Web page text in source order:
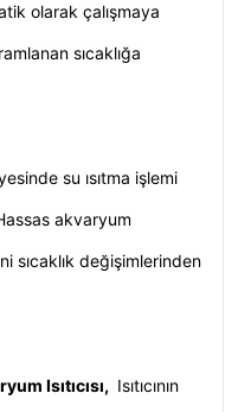
olarak çalışmaya
sıcaklığa
su ısıtma işlemi
akvaryum
sıcaklık değişimlerinden
Isıtıcısı, Isıtıcının